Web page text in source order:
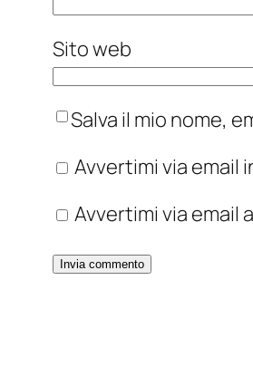
Sito web
Salva il mio nome,
Avvertimi via email
Avvertimi via email